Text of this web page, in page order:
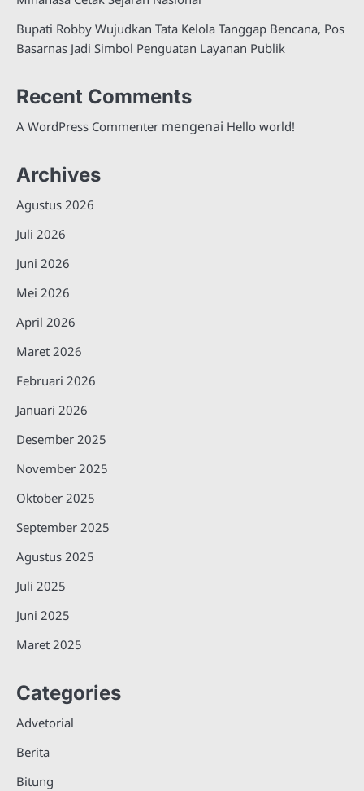
Bupati Robby Wujudkan Tata Kelola Tanggap Bencana, Pos
Basarnas Jadi Simbol Penguatan Layanan Publik
Recent Comments
A WordPress Commenter mengenai Hello world!
Archives
Agustus 2026
Juli 2026
Juni 2026
Mei 2026
April 2026
Maret 2026
Februari 2026
Januari 2026
Desember 2025
November 2025
Oktober 2025
September 2025
Agustus 2025
Juli 2025
Juni 2025
Maret 2025
Categories
Advetorial
Berita
Bitung